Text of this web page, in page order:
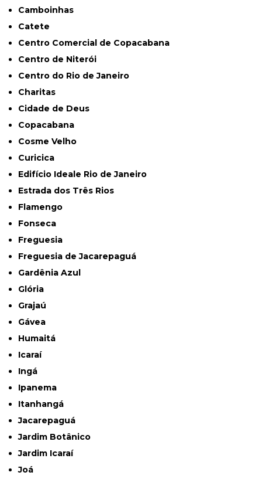
Camboinhas
Catete
Centro Comercial de Copacabana
Centro de Niterói
Centro do Rio de Janeiro
Charitas
Cidade de Deus
Copacabana
Cosme Velho
Curicica
Edifício Ideale Rio de Janeiro
Estrada dos Três Rios
Flamengo
Fonseca
Freguesia
Freguesia de Jacarepaguá
Gardênia Azul
Glória
Grajaú
Gávea
Humaitá
Icaraí
Ingá
Ipanema
Itanhangá
Jacarepaguá
Jardim Botânico
Jardim Icaraí
Joá